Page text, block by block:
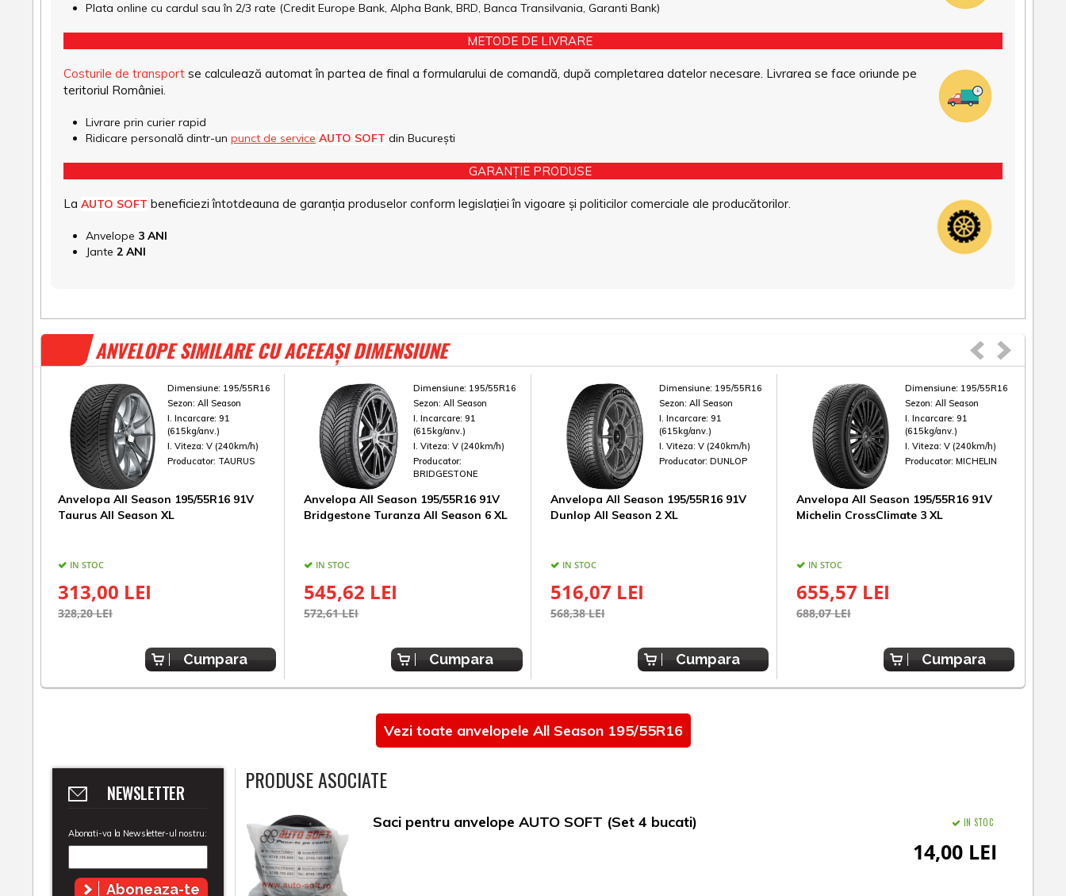
Plata online cu cardul sau în 2/3 rate (Credit Europe Bank, Alpha Bank, BRD, Banca Transilvania, Garanti Bank)
METODE DE LIVRARE
Costurile de transport se calculează automat în partea de final a formularului de comandă, după completarea datelor necesare. Livrarea se face oriunde pe
teritoriul României.
Livrare prin curier rapid
Ridicare personală dintr-un punct de service AUTO SOFT din București
GARANȚIE PRODUSE
La AUTO SOFT beneficiezi întotdeauna de garanția produselor conform legislației în vigoare și politicilor comerciale ale producătorilor.
Anvelope 3 ANI
Jante 2 ANI
ANVELOPE SIMILARE CU ACEEAȘI DIMENSIUNE
Dimensiune: 195/55R16
Sezon: All Season
I. Incarcare: 91
(615kg/anv.)
I. Viteza: V (240km/h)
Producator: TAURUS
Anvelopa All Season 195/55R16 91V
Taurus All Season XL
IN STOC
313,00 LEI
328,20 LEI
Cumpara
Dimensiune: 195/55R16
Sezon: All Season
I. Incarcare: 91
(615kg/anv.)
I. Viteza: V (240km/h)
Producator:
BRIDGESTONE
Anvelopa All Season 195/55R16 91V
Bridgestone Turanza All Season 6 XL
IN STOC
545,62 LEI
572,61 LEI
Cumpara
Dimensiune: 195/55R16
Sezon:All Season
I. Incarcare:91
(615kg/anv.)
I. Viteza:V (240km/h)
Producator:DUNLOP
Anvelopa All Season 195/55R16 91V
Dunlop All Season 2 XL
IN STOC
516,07 LEI
568,38 LEI
Cumpara
Dimensiune: 195/55R16
Sezon:All Season
I. Incarcare:91
(615kg/anv.)
I. Viteza:V (240km/h)
Producator:MICHELIN
Anvelopa All Season 195/55R16 91V
Michelin CrossClimate 3 XL
IN STOC
655,57 LEI
688,07 LEI
Cumpara
Vezi toate anvelopele All Season 195/55R16
NEWSLETTER
Abonati-va la Newsletter-ul nostru:
Aboneaza-te
PRODUSE ASOCIATE
Saci pentru anvelope AUTO SOFT (Set 4 bucati) IN STOC
14,00 LEI